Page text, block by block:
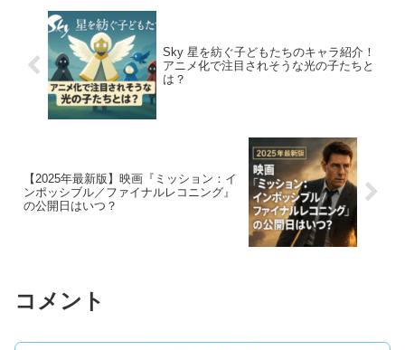
Sky 星を紡ぐ子どもたちのキャラ紹介！
アニメ化で注目されそうな光の子たちと
は？
【2025年最新版】映画『ミッション：イ
ンポッシブル／ファイナルレコニング』
の公開日はいつ？
コメント